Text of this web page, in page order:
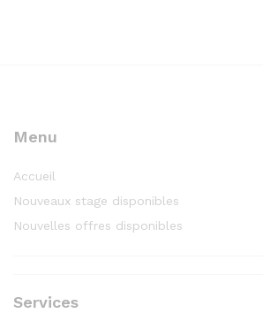
Menu
Accueil
Nouveaux stage disponibles
Nouvelles offres disponibles
Services